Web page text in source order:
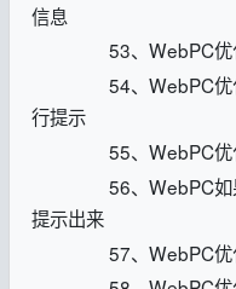
信息
53、WebPC
54、WebPC
行提示
55、WebPC
56、WebPC
提示出来
57、WebPC